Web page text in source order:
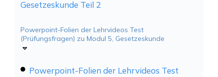
Gesetzeskunde Teil 2
Powerpoint-Folien der Lehrvideos Test
(Prüfungsfragen) zu Modul 5, Gesetzeskunde
Powerpoint-Folien der Lehrvideos Test